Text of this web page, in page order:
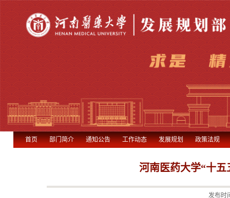
首页 部门简介 通知公告 工作动态 发展规划 政策法规
河南医药大学“十
发布时